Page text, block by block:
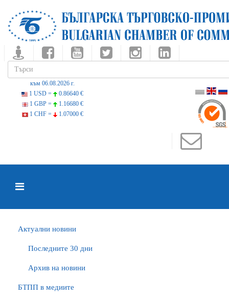
към 06.08.2026 г.
1 USD =
0.86640 €
1 GBP =
1.16680 €
1 CHF =
1.07000 €
Актуални новини
Последните 30 дни
Архив на новини
БTПП в медиите